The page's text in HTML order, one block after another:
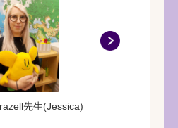
先生(Jessica)